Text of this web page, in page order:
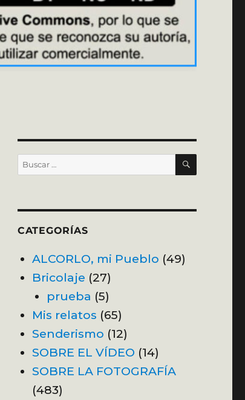
Buscar
por:
BUSCAR
CATEGORÍAS
ALCORLO, mi Pueblo (49)
Bricolaje (27)
prueba (5)
Mis relatos (65)
Senderismo (12)
SOBRE EL VÍDEO (14)
SOBRE LA FOTOGRAFÍA
(483)